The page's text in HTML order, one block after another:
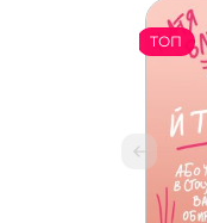
ТОП